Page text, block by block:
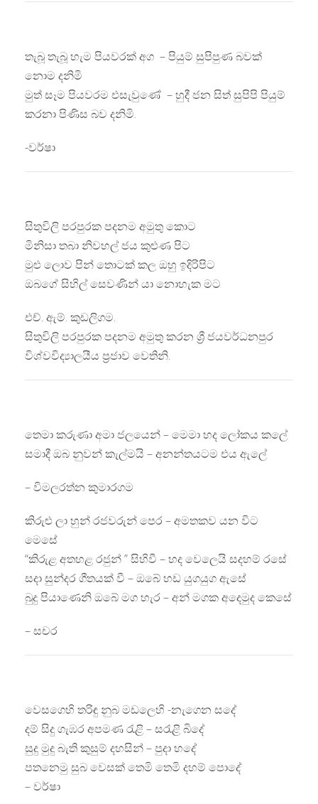
තැබූ තැබූ හැම පියවරක් අග – පියුම් සුපිපුණ බවක්
නොම දනිමි
මුත් සෑම පියවරම එසැවුණේ – හුදී ජන සිත් සුපිපි පියුම්
කරනා පිණිස බව දනිමි.
-වර්ෂා
සිතුවිලි පරපුරක පදනම අමුතු කොට
මිනිසා තබා නිවහල් ජය කුළුණ පිට
මුළු ලොව පින් තොටක් කල ඔහු ඉදිරිපිට
ඔබගේ සිහිල් සෙවණින් යා නොහැක මට
එච්. ඇම්. කුඩලිගම.
සිතුවිලි පරපුරක පදනම අමුතු කරන ශ්‍රී ජයවර්ධනපුර
විශ්වවිද්‍යාලයීය ප්‍රජාව වෙතිනි.
තෙමා කරුණා අමා ජලයෙන් – මෙමා හද ලෝකය කලේ
සමාදී ඔබ නුවන් කැල්මයි – අනන්තයටම එය ඇලේ
– විමලරත්න කුමාරගම
කිරුළු ලා හුන් රජවරුන් පෙර – අමතකව යන විට
මෙසේ
“කිරුළ අතහළ රජුන් ” සිහිවී – හද වෙලෙයි සදහම් රසේ
සදා සුන්දර ගීතයක් වී – ඔබේ හඩ යුගයුග ඇසේ
බුදු පියාණෙනි ඔබේ මග හැර – අන් මගක අදෙමුද කෙසේ
– සචර
වෙසගෙහි තරිඳු නුබ මඩලෙහි -නැගෙන සදේ
දම් සිදු ගැඹර අපමණ රැළි – සරැළි බිදේ
සුදු මුදු බැති කුසුම් දහසින් – පුදා හදේ
පතනෙමු සුබ වෙසක් තෙමි තෙමි දහම් පොදේ
– වර්ෂා